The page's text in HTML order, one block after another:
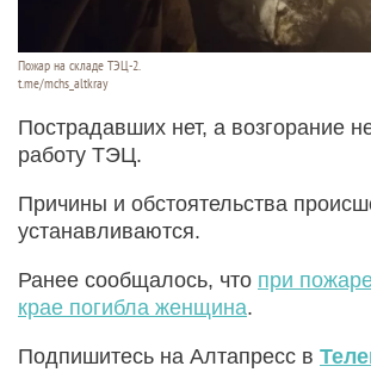
Пожар на складе ТЭЦ-2.
t.me/mchs_altkray
Пострадавших нет, а возгорание
работу ТЭЦ.
Причины и обстоятельства
устанавливаются.
Ранее сообщалось, что при
крае погибла женщина.
Подпишитесь на Алтапресс в